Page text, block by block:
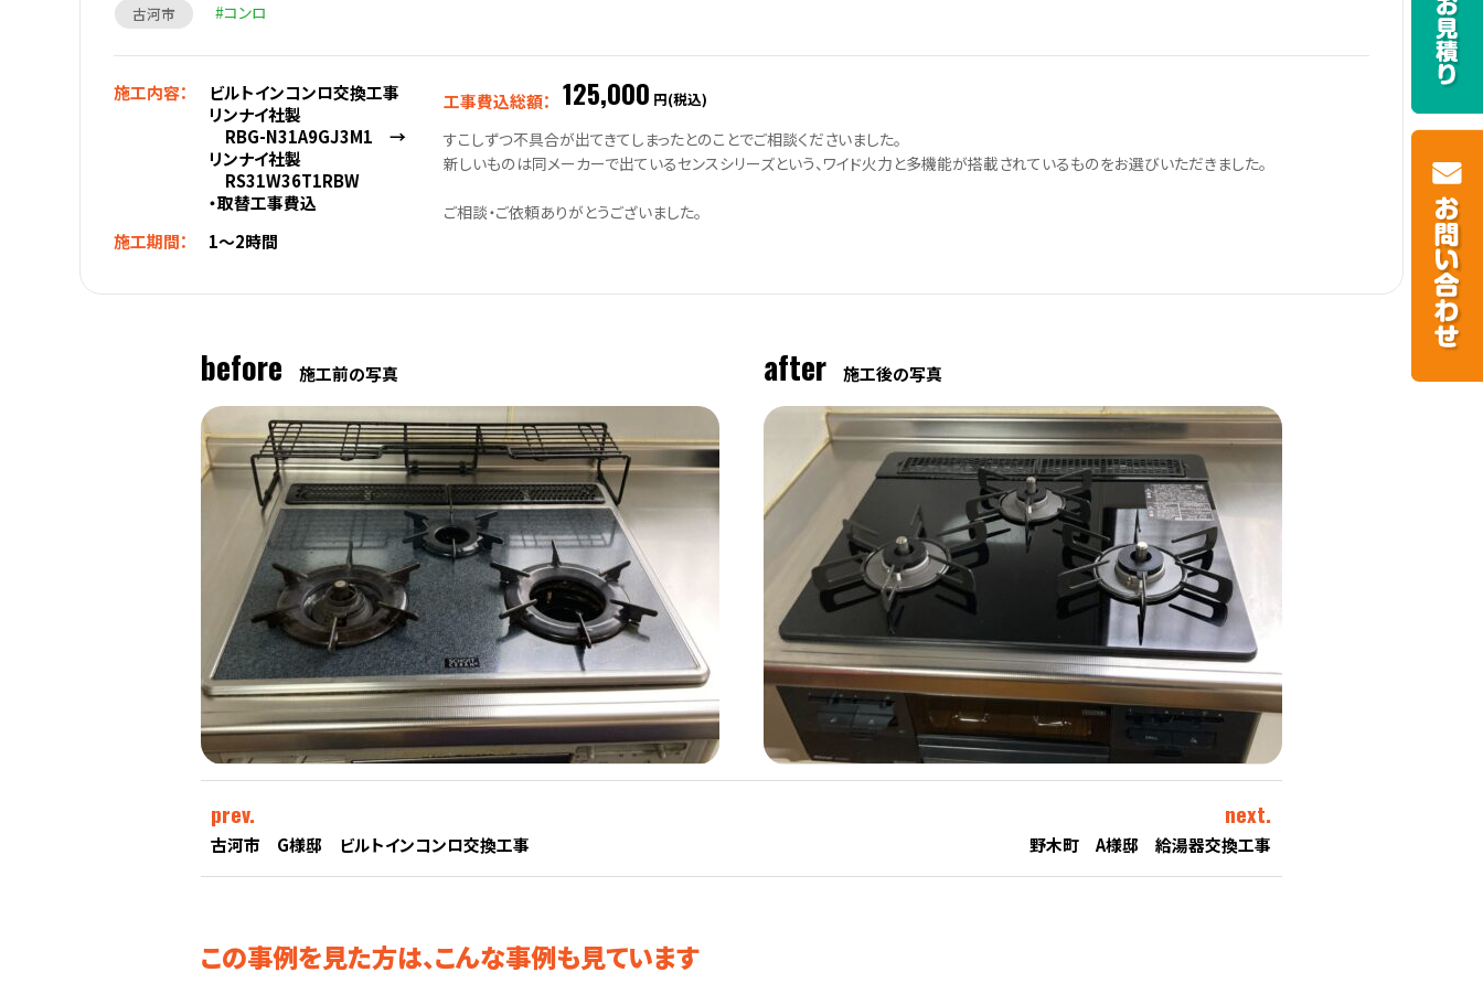
古河市 コンロ
施工内容：
ビルトインコンロ交換工事
リンナイ社製
RBG-N31A9GJ3M1 →
リンナイ社製
RS31W36T1RBW
・取替工事費込
施工期間：
1～2時間
工事費込総額： 125,000 円(税込)
すこしずつ不具合が出てきてしまったとのことでご相談くださいました。
新しいものは同メーカーで出ているセンスシリーズという、ワイド火力と多機能が搭載されているものをお選びいただきました。
ご相談・ご依頼ありがとうございました。
before 施工前の写真 after 施工後の写真
prev.
古河市 G様邸 ビルトインコンロ交換工事
next.
野木町 A様邸 給湯器交換工事
この事例を見た方は、こんな事例も見ています